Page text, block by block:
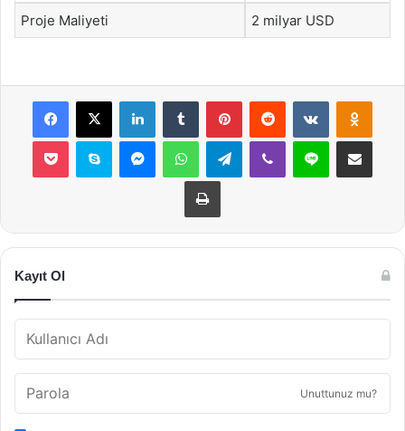
Proje Maliyeti 2 milyar USD
Facebook
X LinkedInTumblr PinterestReddit VKontakte
Pocket Skype MessengerWhatsAppTelegramViber Line E-Posta ile
Yazdır
Kayıt Ol
Unuttunuz mu?